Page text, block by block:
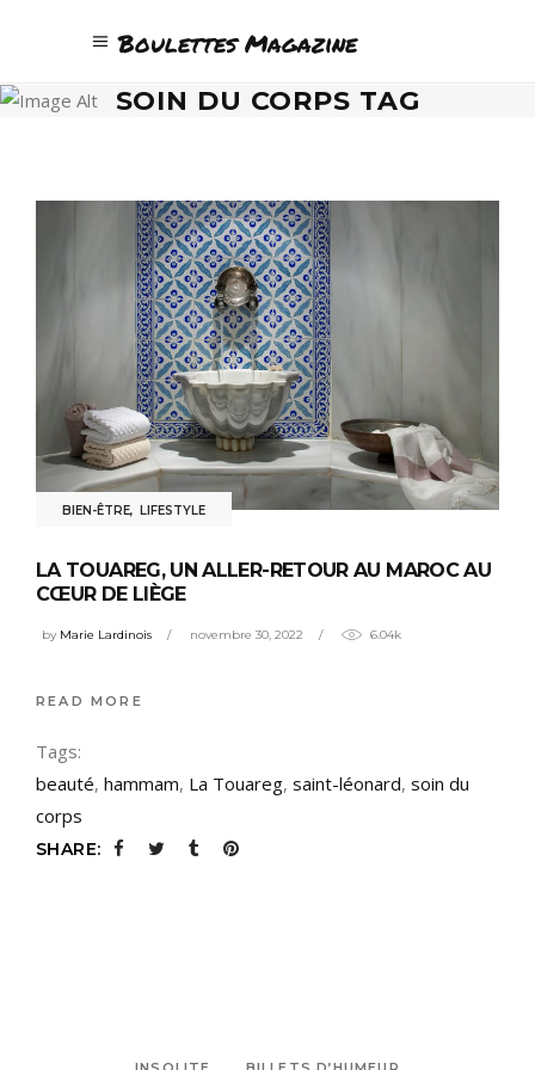
Boulettes Magazine
SOIN DU CORPS TAG
BIEN-ÊTRE, LIFESTYLE
LA TOUAREG, UN ALLER-RETOUR AU MAROC AU
CŒUR DE LIÈGE
by Marie Lardinois novembre 30, 2022 6.04k
READ MORE
Tags:
beauté, hammam, La Touareg, saint-léonard, soin du
corps
SHARE: